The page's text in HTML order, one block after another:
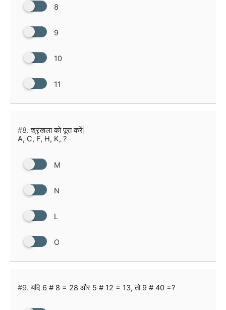
8
9
10
11
#8. श्रृंखला को पूरा करें|
A, C, F, H, K, ?
M
N
L
O
#9. यदि 6 # 8 = 28 और 5 # 12 = 13, तो 9 # 40 =?